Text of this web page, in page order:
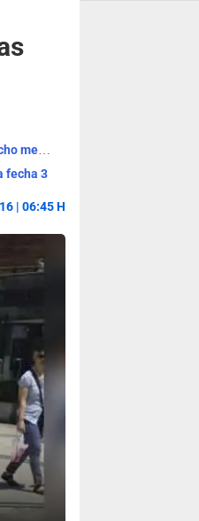
Universitario vendió a Jesús Castillo y revelan cuánto dinero recibieron de Túnez: "Es mucho menos..."
fecha 3
| 06:45 H